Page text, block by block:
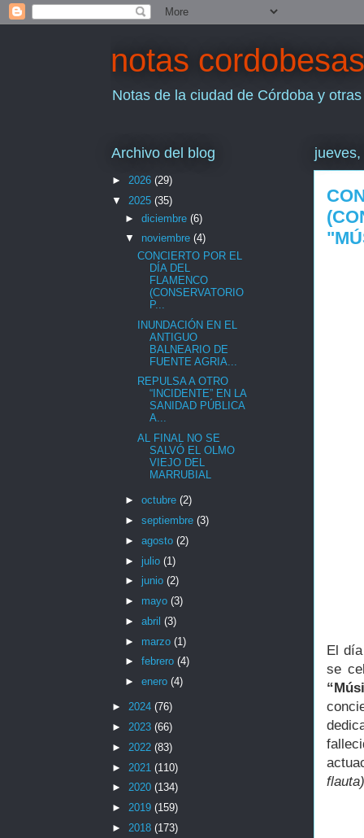
notas cordobesas
Notas de la ciudad de Córdoba y
El
se
flauta)
Archivo del blog
► 2026 (29)
▼ 2025 (35)
► diciembre (6)
▼ noviembre (4)
CONCIERTO POR EL
DÍA DEL
FLAMENCO
(CONSERVATORIO
P...
INUNDACIÓN EN EL
ANTIGUO
BALNEARIO DE
FUENTE AGRIA...
REPULSA A OTRO
“INCIDENTE” EN LA
SANIDAD PÚBLICA
A...
AL FINAL NO SE
SALVÓ EL OLMO
VIEJO DEL
MARRUBIAL
► octubre (2)
► septiembre (3)
► agosto (2)
► julio (1)
► junio (2)
► mayo (3)
► abril (3)
► marzo (1)
► febrero (4)
► enero (4)
► 2024 (76)
► 2023 (66)
► 2022 (83)
► 2021 (110)
► 2020 (134)
► 2019 (159)
► 2018 (173)